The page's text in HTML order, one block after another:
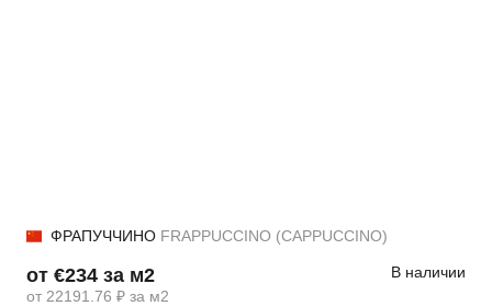
ФРАПУЧЧИНО FRAPPUCCINO (CAPPUCCINO)
от €234 за м2
от 22191.76 ₽ за м2
В наличии